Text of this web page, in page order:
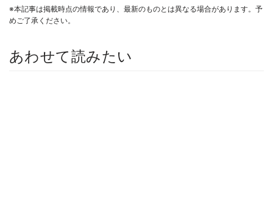
※本記事は掲載時点の情報であり、最新のものとは異なる場合があります。予
めご了承ください。
あわせて読みたい